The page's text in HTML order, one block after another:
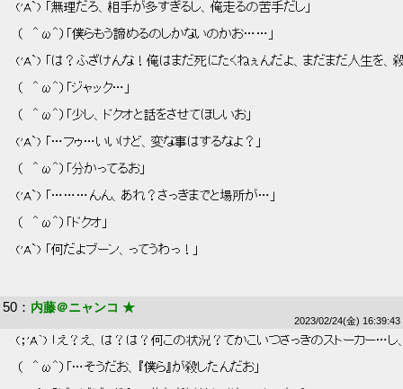
('A`) 「無理だろ、相手が多すぎるし、俺走るの苦手だし」
（   ＾ω＾）「僕らもう諦めるのしかないのかお……」
('A`) 「は？ふざけんな！俺はまだ死にたくねぇんだよ、まだまだ人生を、
（   ＾ω＾）「ジャック…」
（   ＾ω＾）「少し、ドクオと話をさせてほしいお」
('A`) 「…フゥ…いいけど、変な事はするなよ？」
（   ＾ω＾）「分かってるお」
('A`) 「………んん、あれ？さっきまでと場所が…」
（   ＾ω＾）「ドクオ」
('A`) 「何だよブーン、ってうわっ！」
50 ： 内藤＠ニャンコ ★
2023/02/24(金) 16:39:43
(；'A`) 「え？え、は？は？何この状況？てかこいつさっきのストーカー…し
（   ＾ω＾）「…そうだお、『僕ら』が殺したんだお」